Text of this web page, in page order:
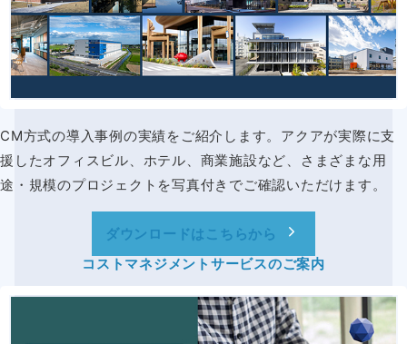
CM方式の導入事例の実績をご紹介します。アクアが実際に支
援したオフィスビル、ホテル、商業施設など、さまざまな用
途・規模のプロジェクトを写真付きでご確認いただけます。
ダウンロードはこちらから
コストマネジメントサービスのご案内